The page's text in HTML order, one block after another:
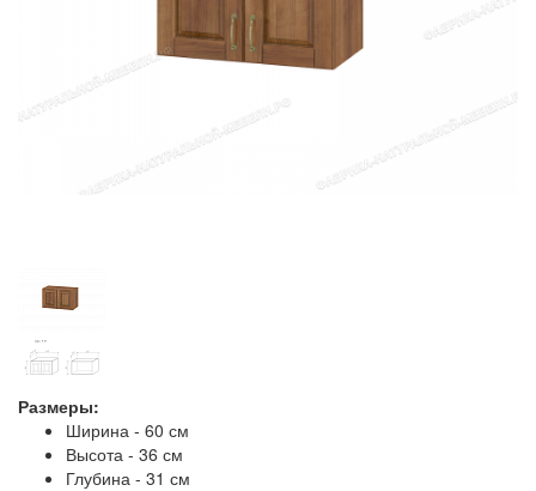
Размеры:
Ширина - 60 см
Высота - 36 см
Глубина - 31 см